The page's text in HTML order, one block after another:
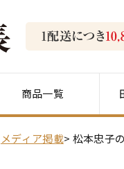
商品一覧
メディア掲載 松本忠子